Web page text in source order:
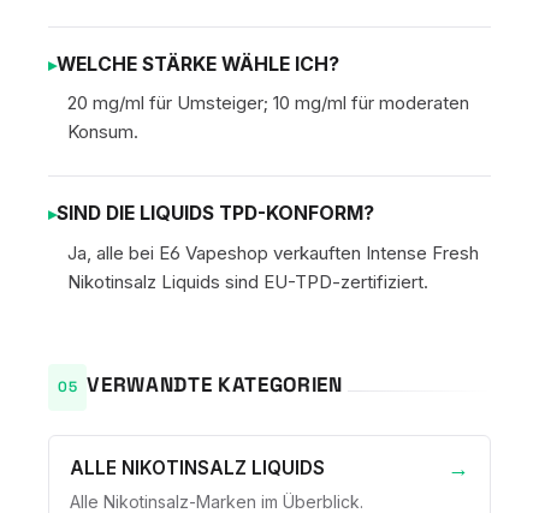
WELCHE STÄRKE WÄHLE ICH?
20 mg/ml für Umsteiger; 10 mg/ml für moderaten
Konsum.
SIND DIE LIQUIDS TPD-KONFORM?
Ja, alle bei E6 Vapeshop verkauften Intense Fresh
Nikotinsalz Liquids sind EU-TPD-zertifiziert.
VERWANDTE KATEGORIEN
ALLE NIKOTINSALZ LIQUIDS
Alle Nikotinsalz-Marken im Überblick.